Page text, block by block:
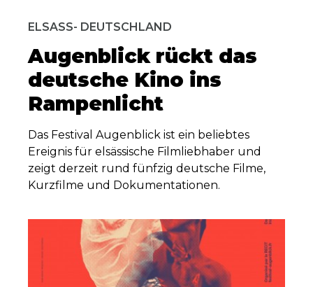
ELSASS- DEUTSCHLAND
Augenblick rückt das
deutsche Kino ins
Rampenlicht
Das Festival Augenblick ist ein beliebtes
Ereignis für elsässische Filmliebhaber und
zeigt derzeit rund fünfzig deutsche Filme,
Kurzfilme und Dokumentationen.